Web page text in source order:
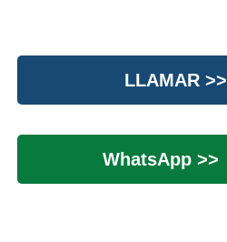
LLAMAR >>
WhatsApp >>